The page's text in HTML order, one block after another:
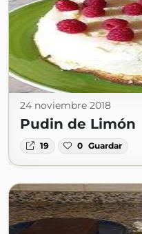
24 noviembre 2018
Pudin de Limón
19 0 Guardar